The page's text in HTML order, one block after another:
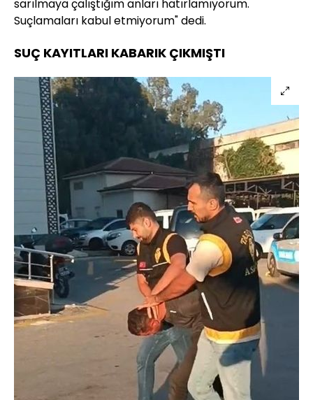
sarılmaya çalıştığım anları hatırlamıyorum.
Suçlamaları kabul etmiyorum" dedi.
SUÇ KAYITLARI KABARIK ÇIKMIŞTI